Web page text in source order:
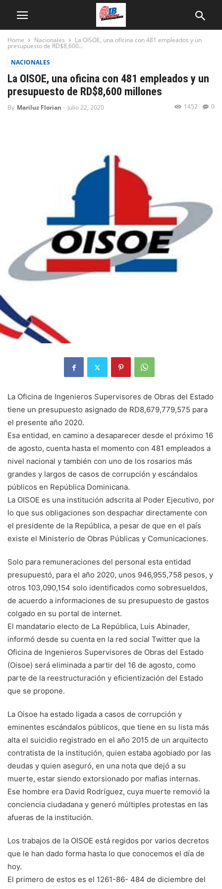
Home Nacionales La OISOE, una oficina con 481 empleados y un
presupuesto de RD$8,600...
NACIONALES
La OISOE, una oficina con 481 empleados y un
presupuesto de RD$8,600 millones
By Mariluz Florian - julio 22, 2020 0
1452
La Oficina de Ingenieros Supervisores de Obras del Estado
tiene un presupuesto asignado de RD8,679,779,575 para
el presente año 2020.
Esa entidad, en camino a desaparecer desde el próximo 16
de agosto, cuenta hasta el momento con 481 empleados a
nivel nacional y también con uno de los rosarios más
grandes y largos de casos de corrupción y escándalos
públicos en República Dominicana.
La OISOE es una institución adscrita al Poder Ejecutivo, por
lo que sus obligaciones son despachar directamente con
el presidente de la República, a pesar de que en el país
existe el Ministerio de Obras Públicas y Comunicaciones.
Solo para remuneraciones del personal esta entidad
presupuestó, para el año 2020, unos 946,955,758 pesos, y
otros 103,090,154 solo identificados como sobresueldos,
de acuerdo a informaciones de su presupuesto de gastos
colgado en su portal de internet.
El mandatario electo de La República, Luis Abinader,
informó desde su cuenta en la red social Twitter que la
Oficina de Ingenieros Supervisores de Obras del Estado
(Oisoe) será eliminada a partir del 16 de agosto, como
parte de la reestructuración y eficientización del Estado
que se propone.
La Oisoe ha estado ligada a casos de corrupción y
eminentes escándalos públicos, que tiene en su lista más
alta el suicidio registrado en el año 2015 de un arquitecto
contratista de la institución, quien estaba agobiado por las
deudas y quien aseguró, en una nota que dejó a su
muerte, estar siendo extorsionado por mafias internas.
Ese hombre era David Rodríguez, cuya muerte removió la
conciencia ciudadana y generó múltiples protestas en las
afueras de la institución.
Los trabajos de la OISOE está regidos por varios decretos
que le han dado forma hasta lo que conocemos el día de
hoy.
El primero de estos es el 1261-86- 484 de diciembre del